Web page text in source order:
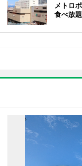
メトロ
食べ放